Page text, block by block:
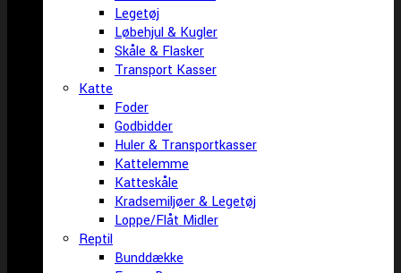
Legetøj
Løbehjul & Kugler
Skåle & Flasker
Transport Kasser
Katte
Foder
Godbidder
Huler & Transportkasser
Kattelemme
Katteskåle
Kradsemiljøer & Legetøj
Loppe/Flåt Midler
Reptil
Bunddække